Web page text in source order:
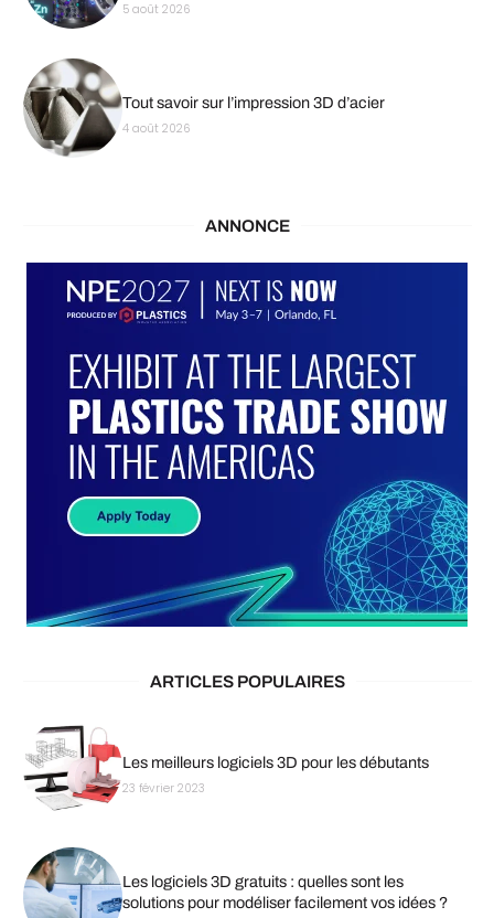
5 août 2026
Tout savoir sur l’impression 3D d’acier
4 août 2026
ANNONCE
ARTICLES POPULAIRES
Les meilleurs logiciels 3D pour les débutants
23 février 2023
Les logiciels 3D gratuits : quelles sont les
solutions pour modéliser facilement vos idées ?